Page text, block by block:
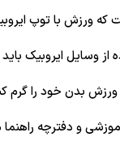
که ورزش با توپ
از وسایل ایروبیک
ورزش بدن خود را گرم
و دفترچه